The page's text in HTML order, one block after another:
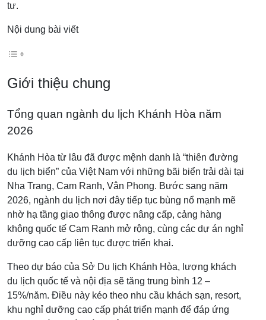
tư.
Nội dung bài viết
Giới thiệu chung
Tổng quan ngành du lịch Khánh Hòa năm
2026
Khánh Hòa từ lâu đã được mệnh danh là “thiên đường
du lịch biển” của Việt Nam với những bãi biển trải dài tại
Nha Trang, Cam Ranh, Vân Phong. Bước sang năm
2026, ngành du lịch nơi đây tiếp tục bùng nổ mạnh mẽ
nhờ hạ tầng giao thông được nâng cấp, cảng hàng
không quốc tế Cam Ranh mở rộng, cùng các dự án nghỉ
dưỡng cao cấp liên tục được triển khai.
Theo dự báo của Sở Du lịch Khánh Hòa, lượng khách
du lịch quốc tế và nội địa sẽ tăng trung bình 12 –
15%/năm. Điều này kéo theo nhu cầu khách sạn, resort,
khu nghỉ dưỡng cao cấp phát triển mạnh để đáp ứng